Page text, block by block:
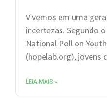
Vivemos em uma
incertezas. Segundo
National Poll on
(hopelab.org), jovens
LEIA MAIS »